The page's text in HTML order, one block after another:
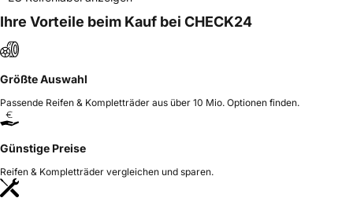
Ihre Vorteile beim Kauf bei CHECK24
Größte Auswahl
Passende Reifen & Kompletträder aus über 10 Mio. Optionen finden.
Günstige Preise
Reifen & Kompletträder vergleichen und sparen.